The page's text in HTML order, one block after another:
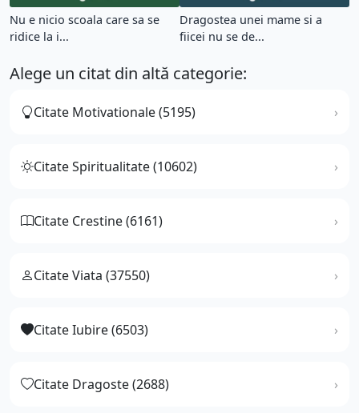
Nu e nicio scoala care sa se
ridice la i...
Dragostea unei mame si a
fiicei nu se de...
Alege un citat din altă categorie:
Citate Motivationale (5195)
Citate Spiritualitate (10602)
Citate Crestine (6161)
Citate Viata (37550)
Citate Iubire (6503)
Citate Dragoste (2688)